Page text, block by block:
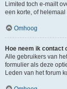
Limited toch e-mailt
een korte, of
Omhoog
Hoe neem ik contact
Alle gebruikers van
formulier als deze
Leden van het forum